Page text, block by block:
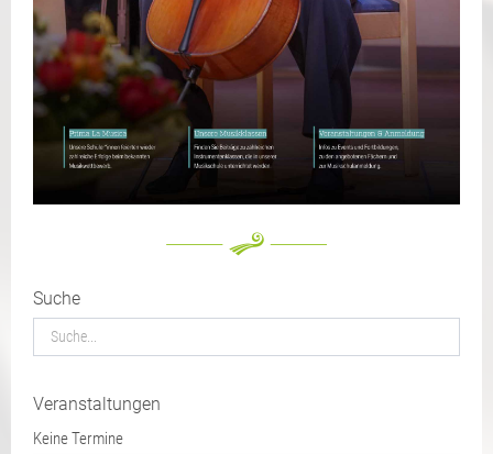
Suche
Veranstaltungen
Keine Termine